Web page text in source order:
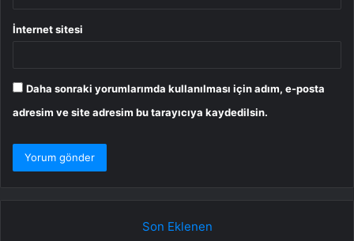
İnternet sitesi
Daha sonraki yorumlarımda kullanılması için adım, e-posta
adresim ve site adresim bu tarayıcıya kaydedilsin.
Son Eklenen